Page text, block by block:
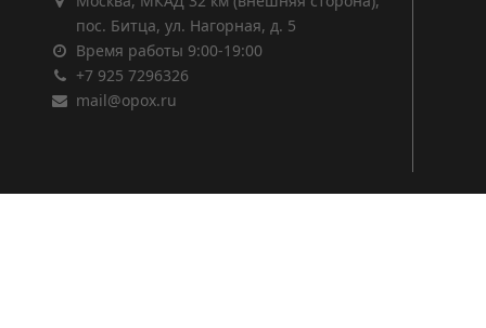
пос. Битца, ул. Нагорная, д. 5
Время работы 9:00-19:00
+7 925 7296326
mail@opox.ru